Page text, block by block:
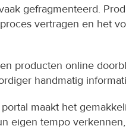
gefragmenteerd.
vertragen en het
producten online
handmatig
maakt het
eigen tempo